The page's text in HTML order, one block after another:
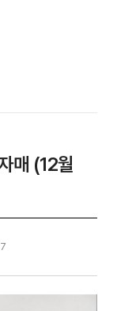
매 (12월